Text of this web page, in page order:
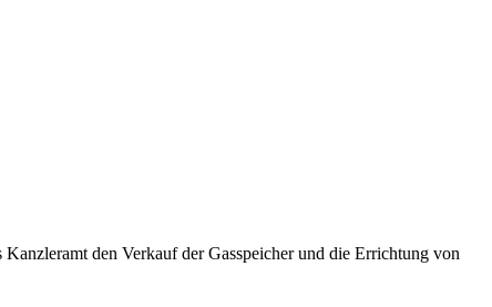
den Verkauf der Gasspeicher und die Errichtung von